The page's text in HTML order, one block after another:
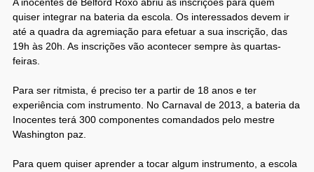
A inocentes de Belford Roxo abriu as inscrições para quem
quiser integrar na bateria da escola. Os interessados devem ir
até a quadra da agremiação para efetuar a sua inscrição, das
19h às 20h. As inscrições vão acontecer sempre às quartas-
feiras.
Para ser ritmista, é preciso ter a partir de 18 anos e ter
experiência com instrumento. No Carnaval de 2013, a bateria da
Inocentes terá 300 componentes comandados pelo mestre
Washington paz.
Para quem quiser aprender a tocar algum instrumento, a escola